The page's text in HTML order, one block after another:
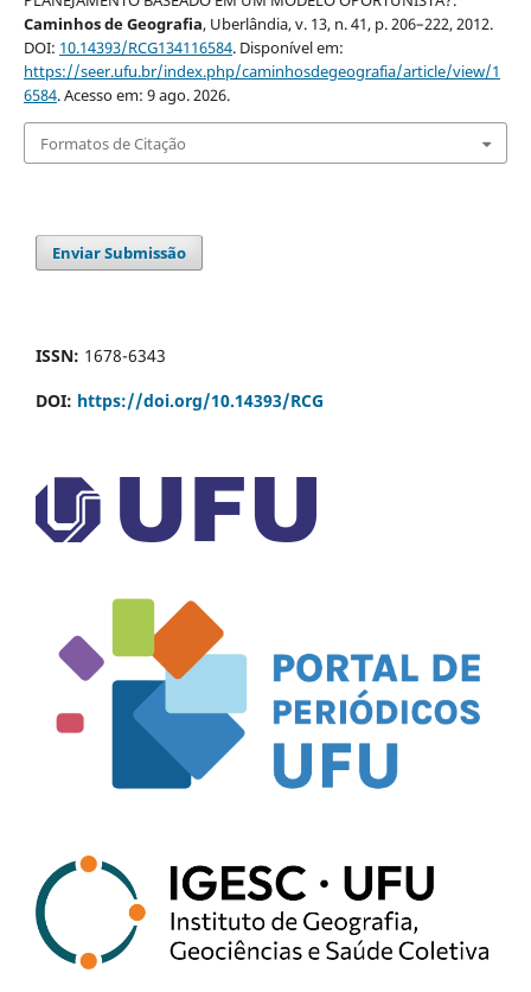
Caminhos de Geografia, Uberlândia, v. 13, n. 41, p. 206–222, 2012.
DOI: 10.14393/RCG134116584. Disponível em:
https://seer.ufu.br/index.php/caminhosdegeografia/article/view/1
6584. Acesso em: 9 ago. 2026.
Formatos de Citação
Enviar Submissão
ISSN: 1678-6343
DOI: https://doi.org/10.14393/RCG